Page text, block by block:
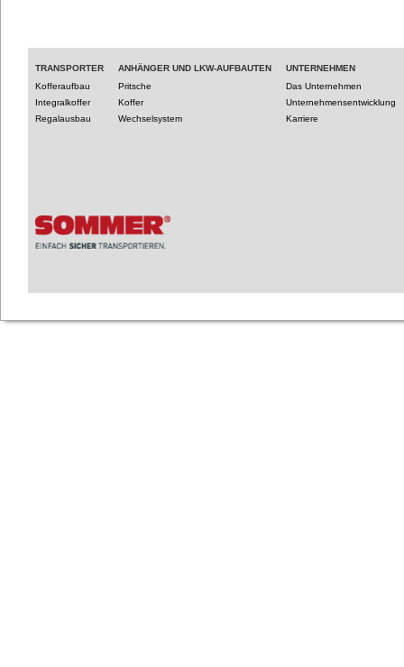
TRANSPORTER
Kofferaufbau
Integralkoffer
Regalausbau
ANHÄNGER UND LKW-AUFBAUTEN
Pritsche
Koffer
Wechselsystem
UNTERNEHMEN
Das Unternehmen
Unternehmensentwicklung
Karriere